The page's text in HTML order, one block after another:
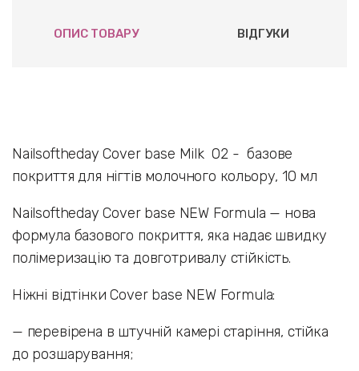
ОПИС ТОВАРУ ВІДГУКИ
Nailsoftheday Cover base Milk 02 - базове
покриття для нігтів молочного кольору, 10 мл
Nailsoftheday Cover base NEW Formula — нова
формула базового покриття, яка надає швидку
полімеризацію та довготривалу стійкість.
Ніжні відтінки Cover base NEW Formula:
— перевірена в штучній камері старіння, стійка
до розшарування;